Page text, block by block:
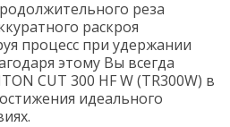
реза
раскроя
процесс при удержании
этому Вы всегда
CUT 300 HF W (TR300W) в
идеального